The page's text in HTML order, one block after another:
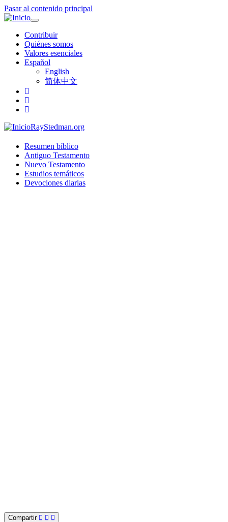
Pasar al contenido principal
Toggle
navigation
Contribuir
Quiénes somos
Valores esenciales
Español
English
简体中文
RayStedman.org
Resumen bíblico
Antiguo Testamento
Nuevo Testamento
Estudios temáticos
Devociones diarias
Compartir